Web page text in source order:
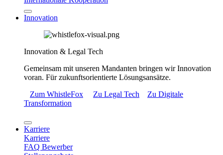
Innovation
Innovation & Legal Tech
Gemeinsam mit unseren Mandanten bringen wir Innovation
voran. Für zukunftsorientierte Lösungsansätze.
Zum WhistleFox
Zu Legal Tech
Zu Digitale
Transformation
Karriere
Karriere
FAQ Bewerber